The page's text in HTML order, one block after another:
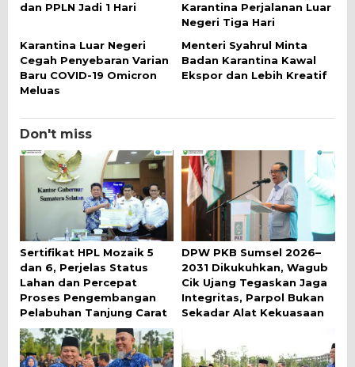
dan PPLN Jadi 1 Hari
Karantina Perjalanan Luar
Negeri Tiga Hari
Karantina Luar Negeri
Cegah Penyebaran Varian
Baru COVID-19 Omicron
Meluas
Menteri Syahrul Minta
Badan Karantina Kawal
Ekspor dan Lebih Kreatif
Don't miss
Sertifikat HPL Mozaik 5
dan 6, Perjelas Status
Lahan dan Percepat
Proses Pengembangan
Pelabuhan Tanjung Carat
DPW PKB Sumsel 2026–
2031 Dikukuhkan, Wagub
Cik Ujang Tegaskan Jaga
Integritas, Parpol Bukan
Sekadar Alat Kekuasaan